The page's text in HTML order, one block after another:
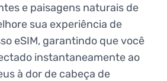
e paisagens naturais de
sua experiência de
eSIM, garantindo que você
instantaneamente ao
à dor de cabeça de